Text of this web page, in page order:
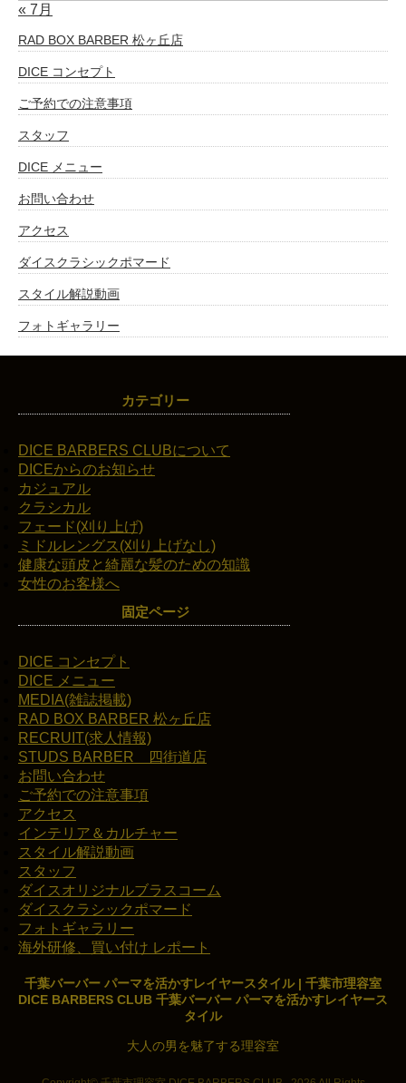
« 7月
RAD BOX BARBER 松ヶ丘店
DICE コンセプト
ご予約での注意事項
スタッフ
DICE メニュー
お問い合わせ
アクセス
ダイスクラシックポマード
スタイル解説動画
フォトギャラリー
カテゴリー
DICE BARBERS CLUBについて
DICEからのお知らせ
カジュアル
クラシカル
フェード(刈り上げ)
ミドルレングス(刈り上げなし)
健康な頭皮と綺麗な髪のための知識
女性のお客様へ
固定ページ
DICE コンセプト
DICE メニュー
MEDIA(雑誌掲載)
RAD BOX BARBER 松ヶ丘店
RECRUIT(求人情報)
STUDS BARBER 四街道店
お問い合わせ
ご予約での注意事項
アクセス
インテリア＆カルチャー
スタイル解説動画
スタッフ
ダイスオリジナルブラスコーム
ダイスクラシックポマード
フォトギャラリー
海外研修、買い付け レポート
千葉バーバー パーマを活かすレイヤースタイル | 千葉市理容室
DICE BARBERS CLUB 千葉バーバー パーマを活かすレイヤース
タイル
大人の男を魅了する理容室